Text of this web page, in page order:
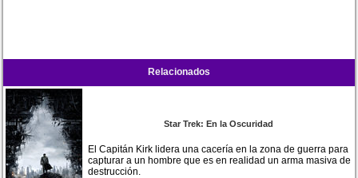
Relacionados
Star Trek: En la Oscuridad
El Capitán Kirk lidera una cacería en la zona de guerra para
capturar a un hombre que es en realidad un arma masiva de
destrucción.